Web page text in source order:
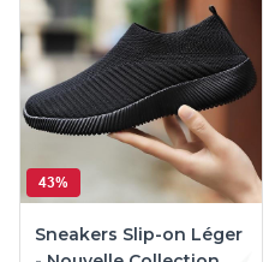
43%
Sneakers Slip-on Léger